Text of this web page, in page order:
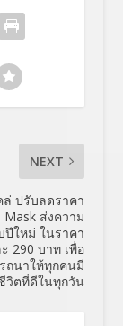
NEXT
ล่ ปรับลดราคา
Mask ส่งความ
ปีใหม่ ในราคา
290 บาท เพื่อ
ถนาให้ทุกคนมี
ตที่ดีในทุกวัน